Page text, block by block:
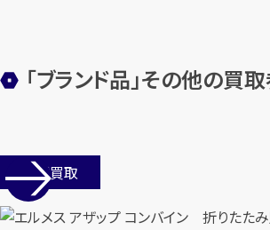
「ブランド品」その他の買
店舗買取